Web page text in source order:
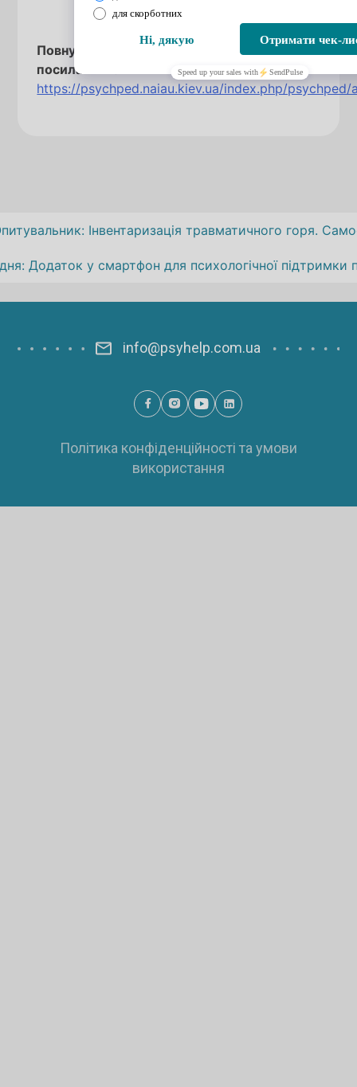
Повну версію статті читайте за
посиланням:
https://psychped.naiau.kiev.ua/index.php/
Навігація
записів
Інвентаризація травматичного горя.
Додаток у смартфон для психологічної підтримки
info@psyhelp.com.ua
Політика конфіденційності та умови
використання